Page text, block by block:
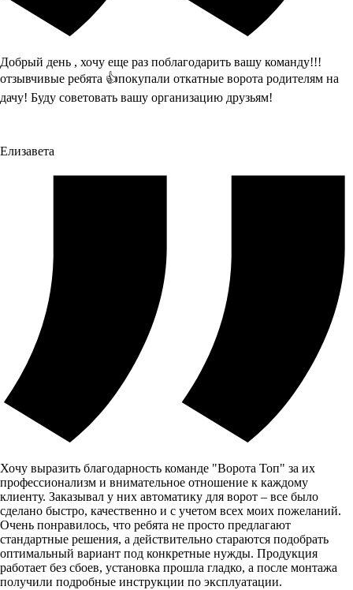
Добрый день , хочу еще раз поблагодарить вашу команду!!!
отзывчивые ребята 👍покупали откатные ворота родителям на
дачу! Буду советовать вашу организацию друзьям!
Елизавета
Хочу выразить благодарность команде "Ворота Топ" за их
профессионализм и внимательное отношение к каждому
клиенту. Заказывал у них автоматику для ворот – все было
сделано быстро, качественно и с учетом всех моих пожеланий.
Очень понравилось, что ребята не просто предлагают
стандартные решения, а действительно стараются подобрать
оптимальный вариант под конкретные нужды. Продукция
работает без сбоев, установка прошла гладко, а после монтажа
получили подробные инструкции по эксплуатации.